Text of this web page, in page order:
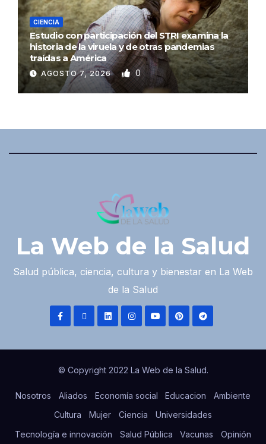
CIENCIA
Estudio con participación del STRI examina la
historia de la viruela y de otras pandemias
traídas a América
AGOSTO 7, 2026 0
La Web de la Salud
Salud pública, ciencia, cultura y bienestar en La Web
de la Salud
© Copyright 2022 La Web de la Salud.
Nosotros Aliados Economía social Educacion
Ambiente
Cultura
Mujer Ciencia
Universidades
Tecnología e innovación
Salud Pública Vacunas Opinión